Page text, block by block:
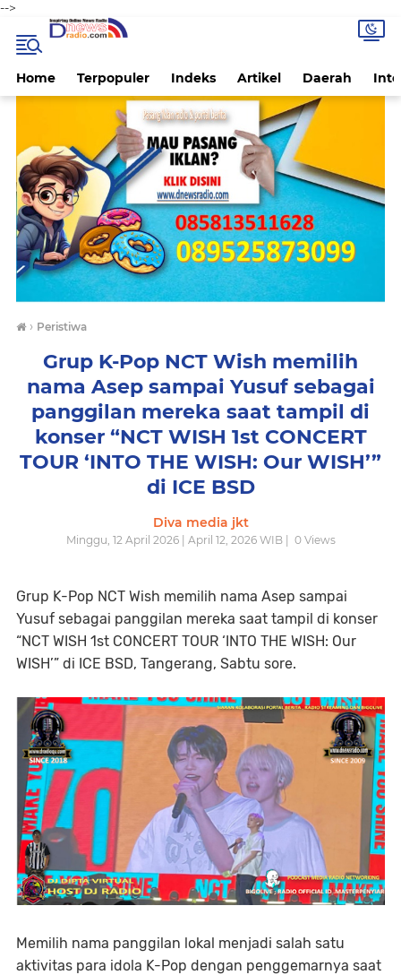
-->
Home Terpopuler Indeks Artikel Daerah
› Peristiwa
Grup K-Pop NCT Wish memilih
nama Asep sampai Yusuf sebagai
panggilan mereka saat tampil di
konser “NCT WISH 1st CONCERT
TOUR ‘INTO THE WISH: Our WISH’”
di ICE BSD
Diva media jkt
Minggu, 12 April 2026 | April 12, 2026 WIB | 0Views
Grup K-Pop NCT Wish memilih nama Asep sampai
Yusuf sebagai panggilan mereka saat tampil di konser
“NCT WISH 1st CONCERT TOUR ‘INTO THE WISH: Our
WISH’” di ICE BSD, Tangerang, Sabtu sore.
Memilih nama panggilan lokal menjadi salah satu
aktivitas para idola K-Pop dengan penggemarnya saat